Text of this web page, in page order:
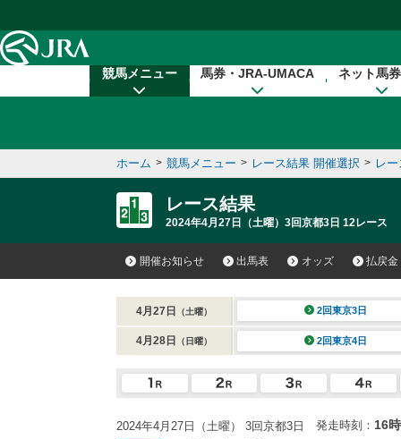
競馬メニュー 馬券・JRA-UMACA ネット馬
ホーム > 競馬メニュー > レース結果 開催選択 > レ
レース結果
2024年4月27日（土曜）3回京都3日 12レース
開催お知らせ 出馬表 オッズ 払戻金
4月27日 （土曜） 2回東京3日
4月28日 （日曜） 2回東京4日
2024年4月27日（土曜） 3回京都3日 発走時刻： 16